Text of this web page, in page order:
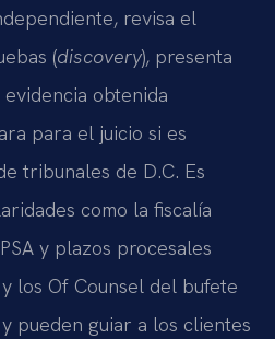
revisa el
(discovery), presenta
obtenida
para el juicio si es
tribunales de D.C. Es
como la fiscalía
y plazos procesales
los Of Counsel del bufete
pueden guiar a los clientes